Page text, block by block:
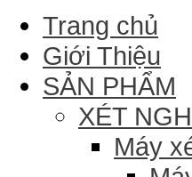
Trang chủ
Giới Thiệu
SẢN PHẨM
XÉT
Máy